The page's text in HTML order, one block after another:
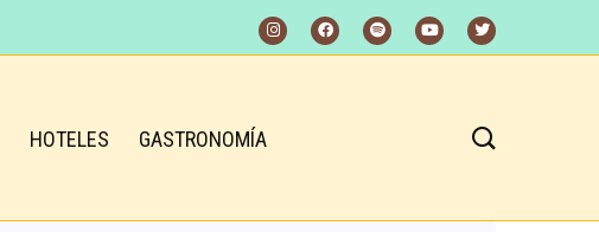
HOTELES GASTRONOMÍA